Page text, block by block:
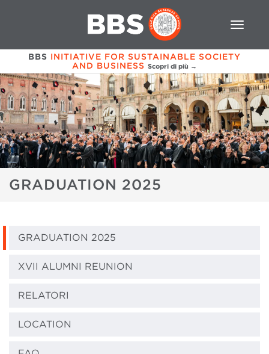
BBS INITIATIVE FOR SUSTAINABLE SOCIETY
AND BUSINESS Scopri di più →
GRADUATION 2025
GRADUATION 2025
XVII ALUMNI REUNION
RELATORI
LOCATION